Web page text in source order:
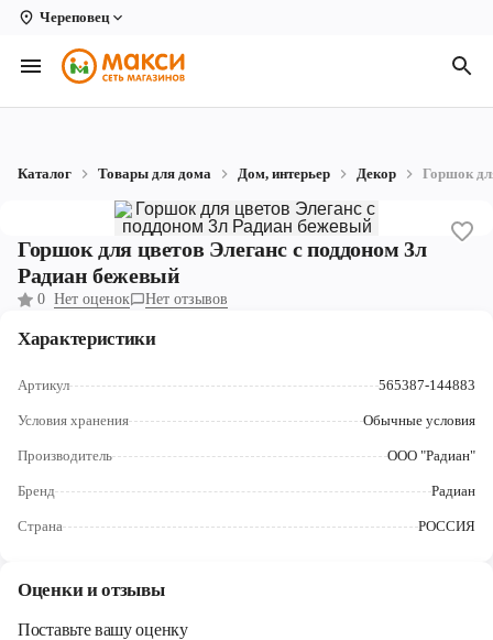
Череповец
Вологда
Архангельск
Коряжма
Рыбинск
Северодвинск
Череповец
Каталог Товары для дома Дом, интерьер Декор Горшок
Горшок для цветов Элеганс с поддоном 3л
Радиан бежевый
0 Нет оценок Нет отзывов
Характеристики
Артикул 565387-144883
Условия хранения Обычные условия
Производитель ООО "Радиан"
Бренд Радиан
Страна РОССИЯ
Оценки и отзывы
Поставьте вашу оценку